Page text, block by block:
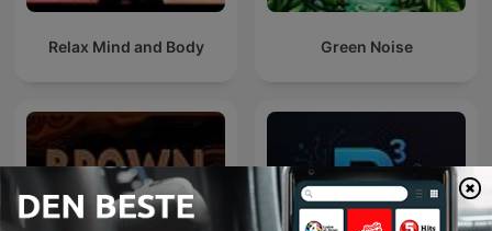
Relax Mind and Body Green Noise